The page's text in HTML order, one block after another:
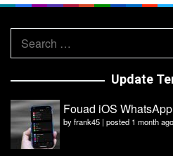
Search
for:
Update
Fouad iOS
byfrank45 | posted 1 month ago